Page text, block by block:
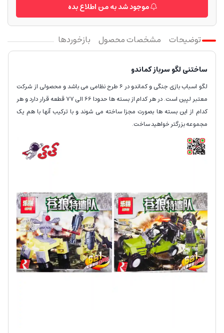
موجود شد به من اطلاع بده
توضیحات مشخصات محصول بازخوردها
ساختنی لگو سرباز کماندو
لگو اسباب بازی جنگی و کماندو در 6 طرح نظامی می باشد و محصولی از شرکت
معتبر لپین است. در هر کدام از بسته ها حدودا 66 الی 77 قطعه قرار دارد و هر
کدام از این بسته ها بصورت مجزا ساخته می شوند و با ترکیب آنها با هم یک
مجموعه بزرگتر خواهید ساخت.